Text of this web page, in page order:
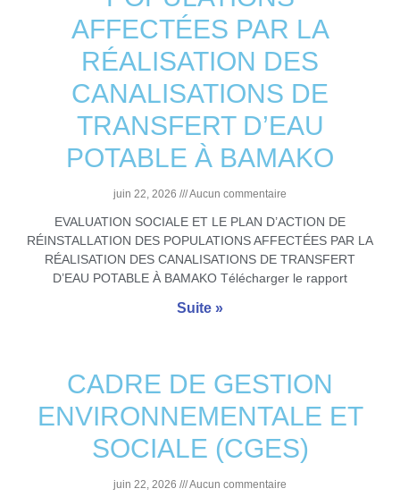
AFFECTÉES PAR LA
RÉALISATION DES
CANALISATIONS DE
TRANSFERT D’EAU
POTABLE À BAMAKO
juin 22, 2026 Aucun commentaire
EVALUATION SOCIALE ET LE PLAN D’ACTION DE
RÉINSTALLATION DES POPULATIONS AFFECTÉES PAR LA
RÉALISATION DES CANALISATIONS DE TRANSFERT
D’EAU POTABLE À BAMAKO Télécharger le rapport
Suite »
CADRE DE GESTION
ENVIRONNEMENTALE ET
SOCIALE (CGES)
juin 22, 2026 Aucun commentaire